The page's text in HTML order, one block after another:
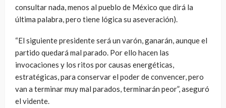
consultar nada, menos al pueblo de México que dirá la
última palabra, pero tiene lógica su aseveración).
“El siguiente presidente será un varón, ganarán, aunque el
partido quedará mal parado. Por ello hacen las
invocaciones y los ritos por causas energéticas,
estratégicas, para conservar el poder de convencer, pero
van a terminar muy mal parados, terminarán peor”, aseguró
el vidente.